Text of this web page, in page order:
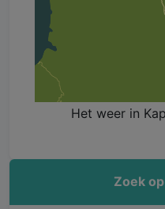
Het weer in
Zoek